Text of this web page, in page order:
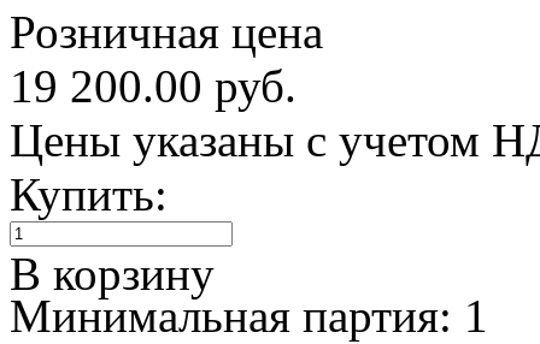
Розничная цена
19 200.00 руб.
Цены указаны с учетом
Купить:
В корзину
Минимальная партия: 1